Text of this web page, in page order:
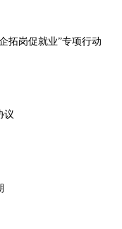
拓岗促就业”专项行动
议